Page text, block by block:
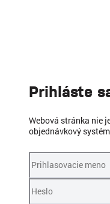
Prihláste
Webová stránka nie
objednávkový